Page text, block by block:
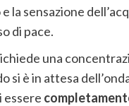
la sensazione
di pace.
una
è in attesa
essere